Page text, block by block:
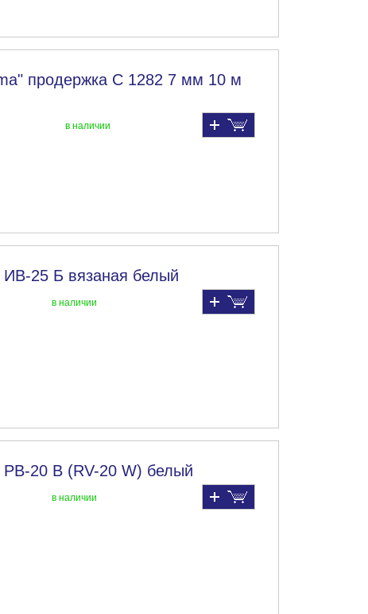
продержка С 1282 7 мм 10 м
в наличии
25 Б вязаная белый
в наличии
20 В (RV-20 W) белый
в наличии